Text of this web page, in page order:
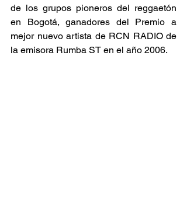
de los grupos pioneros del reggaetón
en Bogotá, ganadores del Premio a
mejor nuevo artista de RCN RADIO de
la emisora Rumba ST en el año 2006.